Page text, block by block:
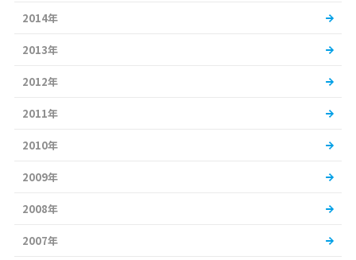
2014年
2013年
2012年
2011年
2010年
2009年
2008年
2007年